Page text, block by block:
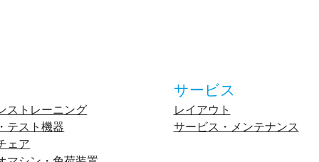
ストレーニング
テスト機器
ェア
サービス
レイアウト
サービス・メンテナンス